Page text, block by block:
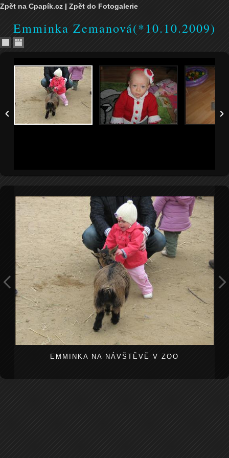
Zpět na Cpapík.cz | Zpět do Fotogalerie
Emminka Zemanová(*10.10.2009)
EMMINKA NA NÁVŠTĚVĚ V ZOO